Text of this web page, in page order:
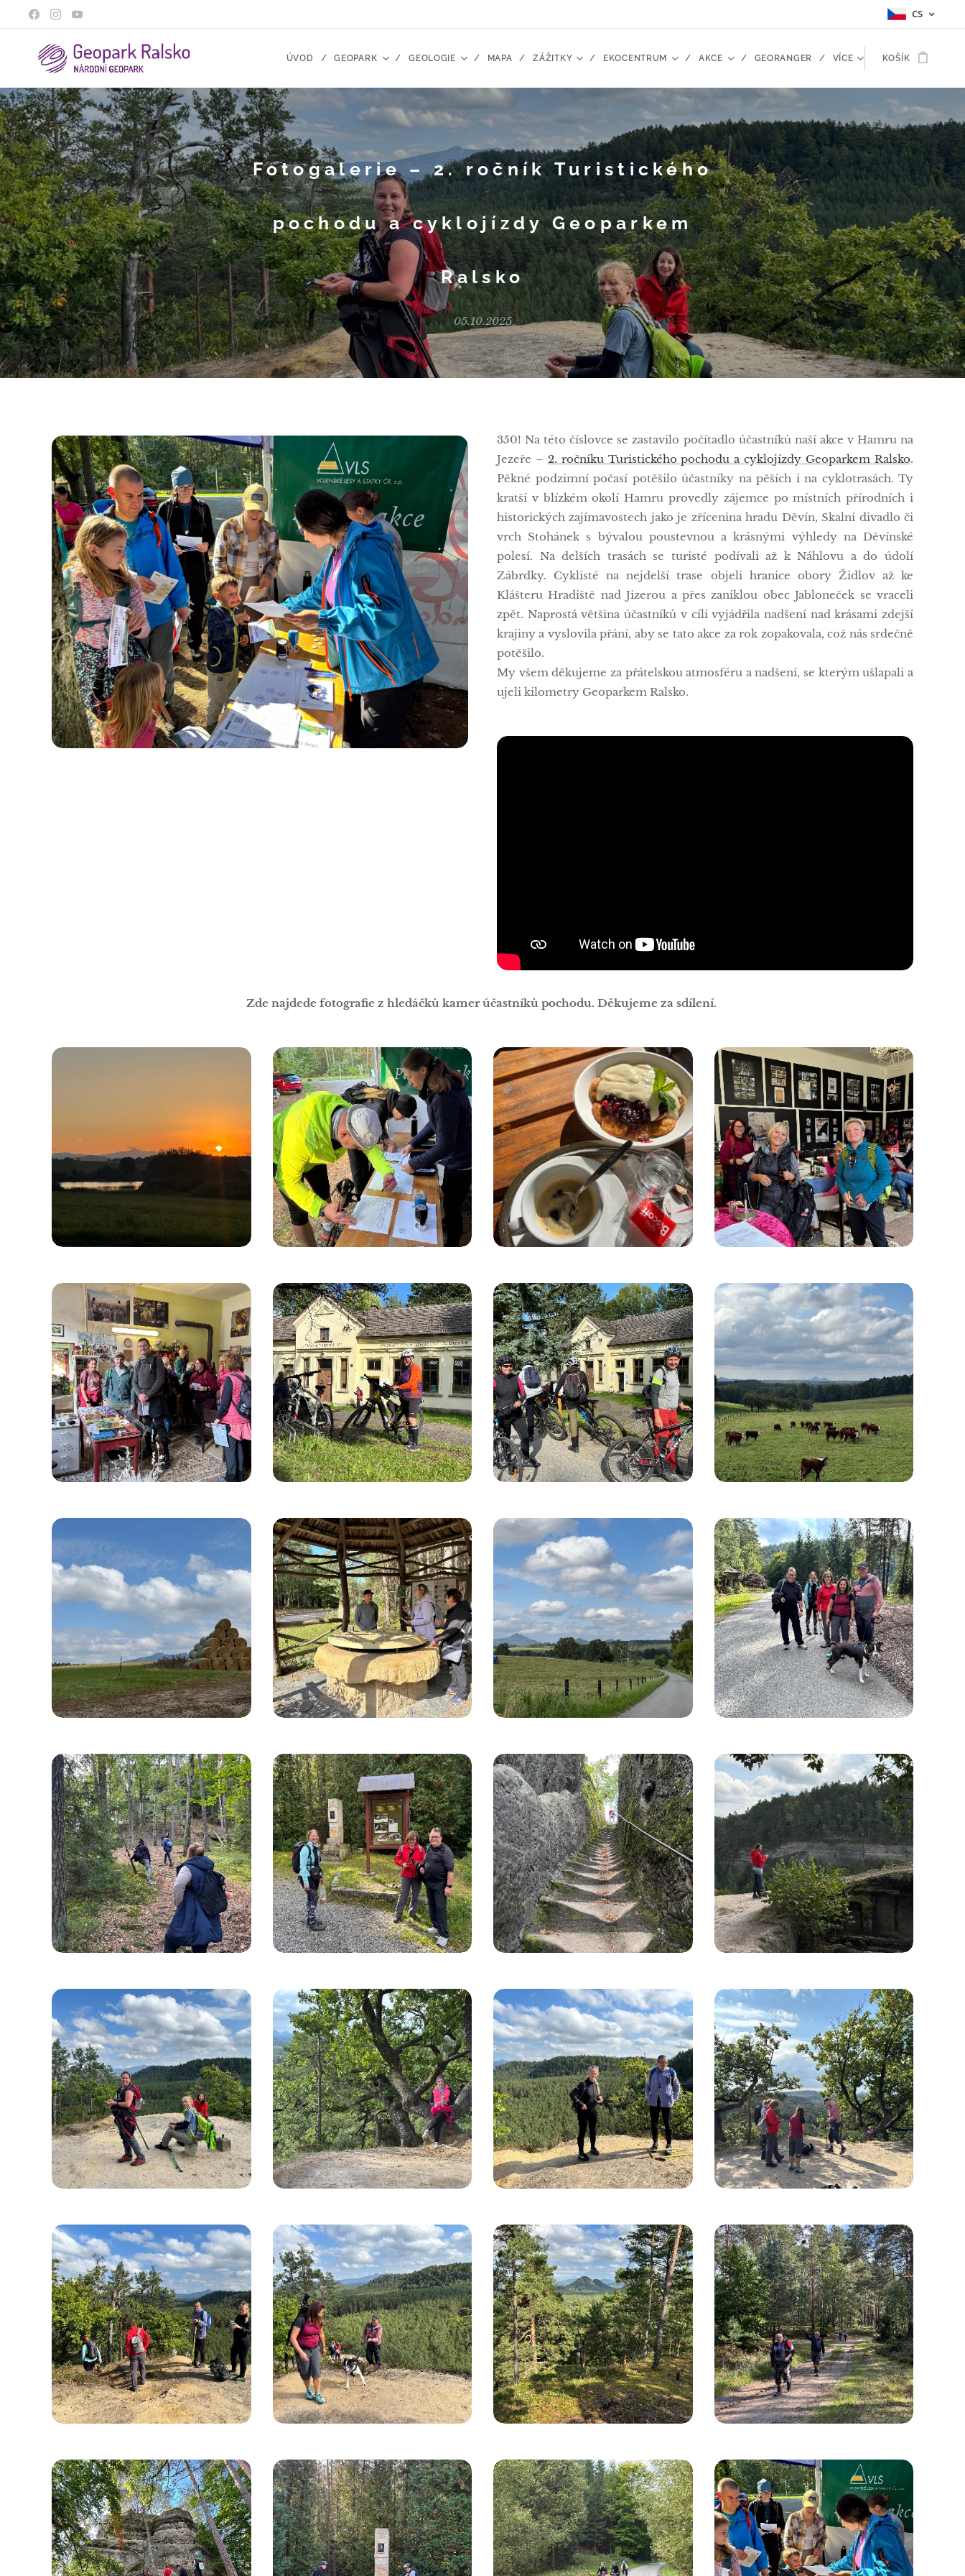
CS
ÚVOD GEOPARK GEOLOGIE MAPA ZÁŽITKY EKOCENTRUM AKCE GEORANGER VÍCE KOŠÍK
Fotogalerie – 2. ročník Turistického
pochodu a cyklojízdy Geoparkem
Ralsko
05.10.2025
350! Na této číslovce se zastavilo počítadlo účastníků naší akce v Hamru na
Jezeře – 2. ročníku Turistického pochodu a cyklojízdy Geoparkem Ralsko.
Pěkné podzimní počasí potěšilo účastníky na pěších i na cyklotrasách. Ty
kratší v blízkém okolí Hamru provedly zájemce po místních přírodních i
historických zajímavostech jako je zřícenina hradu Děvín, Skalní divadlo či
vrch Stohánek s bývalou poustevnou a krásnými výhledy na Děvínské
polesí. Na delších trasách se turisté podívali až k Náhlovu a do údolí
Zábrdky. Cyklisté na nejdelší trase objeli hranice obory Židlov až ke
Klášteru Hradiště nad Jizerou a přes zaniklou obec Jabloneček se vraceli
zpět. Naprostá většina účastníků v cíli vyjádřila nadšení nad krásami zdejší
krajiny a vyslovila přání, aby se tato akce za rok zopakovala, což nás srdečně
potěšilo.
My všem děkujeme za přátelskou atmosféru a nadšení, se kterým ušlapali a
ujeli kilometry Geoparkem Ralsko.
Zde najdede fotografie z hledáčků kamer účastníků pochodu. Děkujeme za sdílení.